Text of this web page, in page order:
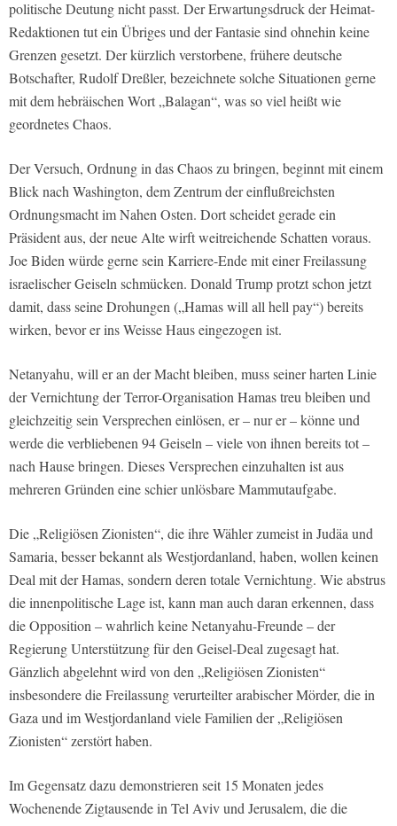
politische Deutung nicht passt. Der Erwartungsdruck der Heimat-
Redaktionen tut ein Übriges und der Fantasie sind ohnehin keine
Grenzen gesetzt. Der kürzlich verstorbene, frühere deutsche
Botschafter, Rudolf Dreßler, bezeichnete solche Situationen gerne
mit dem hebräischen Wort „Balagan“, was so viel heißt wie
geordnetes Chaos.
Der Versuch, Ordnung in das Chaos zu bringen, beginnt mit einem
Blick nach Washington, dem Zentrum der einflußreichsten
Ordnungsmacht im Nahen Osten. Dort scheidet gerade ein
Präsident aus, der neue Alte wirft weitreichende Schatten voraus.
Joe Biden würde gerne sein Karriere-Ende mit einer Freilassung
israelischer Geiseln schmücken. Donald Trump protzt schon jetzt
damit, dass seine Drohungen („Hamas will all hell pay“) bereits
wirken, bevor er ins Weisse Haus eingezogen ist.
Netanyahu, will er an der Macht bleiben, muss seiner harten Linie
der Vernichtung der Terror-Organisation Hamas treu bleiben und
gleichzeitig sein Versprechen einlösen, er – nur er – könne und
werde die verbliebenen 94 Geiseln – viele von ihnen bereits tot –
nach Hause bringen. Dieses Versprechen einzuhalten ist aus
mehreren Gründen eine schier unlösbare Mammutaufgabe.
Die „Religiösen Zionisten“, die ihre Wähler zumeist in Judäa und
Samaria, besser bekannt als Westjordanland, haben, wollen keinen
Deal mit der Hamas, sondern deren totale Vernichtung. Wie abstrus
die innenpolitische Lage ist, kann man auch daran erkennen, dass
die Opposition – wahrlich keine Netanyahu-Freunde – der
Regierung Unterstützung für den Geisel-Deal zugesagt hat.
Gänzlich abgelehnt wird von den „Religiösen Zionisten“
insbesondere die Freilassung verurteilter arabischer Mörder, die in
Gaza und im Westjordanland viele Familien der „Religiösen
Zionisten“ zerstört haben.
Im Gegensatz dazu demonstrieren seit 15 Monaten jedes
Wochenende Zigtausende in Tel Aviv und Jerusalem, die die